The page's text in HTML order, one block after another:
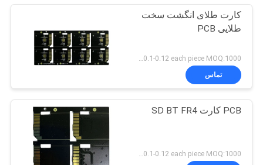
کارت طلای انگشت سخت
طلایی PCB
US 0.1-0.12 each piece MOQ:1000 قطعه
تماس
PCB کارت SD BT FR4